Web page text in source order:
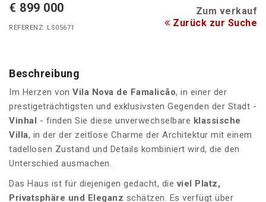
€ 899 000 Zum verkauf
REFERENZ: LS05671 Zurück zur Suche
Beschreibung
Im Herzen von Vila Nova de Famalicão, in einer der
prestigeträchtigsten und exklusivsten Gegenden der Stadt -
Vinhal - finden Sie diese unverwechselbare klassische
Villa, in der der zeitlose Charme der Architektur mit einem
tadellosen Zustand und Details kombiniert wird, die den
Unterschied ausmachen.
Das Haus ist für diejenigen gedacht, dieviel Platz,
Privatsphäre und Eleganz schätzen. Es verfügt über